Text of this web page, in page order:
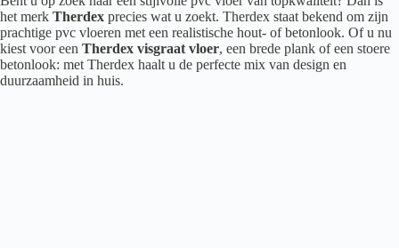
het merk Therdex precies wat u zoekt. Therdex staat bekend om zijn
prachtige pvc vloeren met een realistische hout- of betonlook. Of u nu
kiest voor een Therdex visgraat vloer, een brede plank of een stoere
betonlook: met Therdex haalt u de perfecte mix van design en
duurzaamheid in huis.